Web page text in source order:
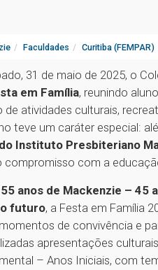
Faculdades Curitiba (FEMPAR)
31 de maio de 2025, o
em Família, reunindo
de atividades culturais,
teve um caráter especial:
Instituto Presbiteriano
compromisso com a
anos de Mackenzie – 45
futuro, a Festa em Família
de convivência e
apresentações
– Anos Iniciais, com